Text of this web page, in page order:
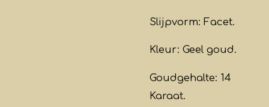
Slijpvorm: Facet.
Kleur: Geel goud.
Goudgehalte: 14
Karaat.